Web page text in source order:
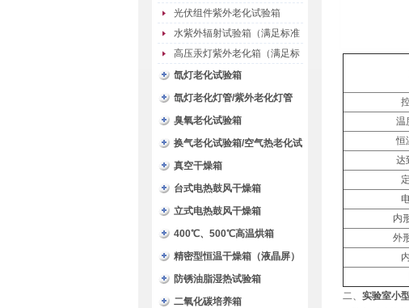
GB/T16776）
光伏组件紫外老化试验箱
水紫外辐射试验箱（满足标准
JC485-1992）
高压汞灯紫外老化箱（满足标
准GB/T16777）
氙灯老化试验箱
氙灯老化灯管/紫外老化灯管
（耗材）
臭氧老化试验箱
换气老化试验箱/空气热老化试
验箱
真空干燥箱
台式电热鼓风干燥箱
立式电热鼓风干燥箱
400℃、500℃高温烘箱
精密型恒温干燥箱（液晶屏）
防锈油脂湿热试验箱
二氧化碳培养箱
温
恒
达
内
外
二、 实验室小